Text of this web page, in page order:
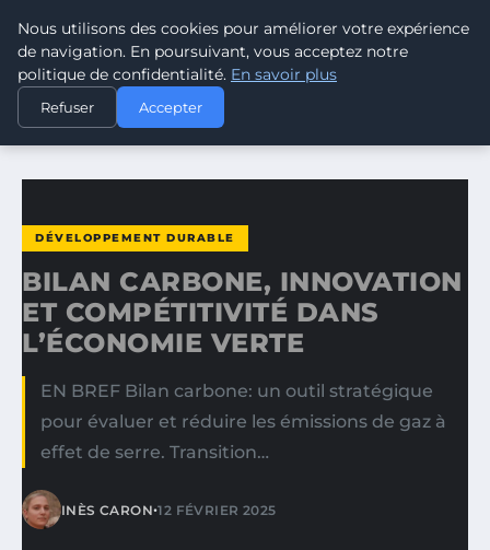
CLIMATE GUARDIAN
ACCUEIL
DÉVELOPPEMENT DURABLE
BILAN CARBONE, INNOVATION ET COMPÉTITIVITÉ DANS…
DÉVELOPPEMENT DURABLE
BILAN CARBONE, INNOVATION
ET COMPÉTITIVITÉ DANS
L’ÉCONOMIE VERTE
EN BREF Bilan carbone: un outil stratégique
pour évaluer et réduire les émissions de gaz à
effet de serre. Transition…
INÈS CARON•12 FÉVRIER 2025
Nous utilisons des cookies pour améliorer votre expérience
de navigation. En poursuivant, vous acceptez notre
politique de confidentialité. En savoir plus
Refuser Accepter